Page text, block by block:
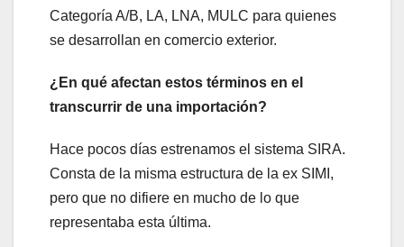
Categoría A/B, LA, LNA, MULC para quienes
se desarrollan en comercio exterior.
¿En qué afectan estos términos en el
transcurrir de una importación?
Hace pocos días estrenamos el sistema SIRA.
Consta de la misma estructura de la ex SIMI,
pero que no difiere en mucho de lo que
representaba esta última.